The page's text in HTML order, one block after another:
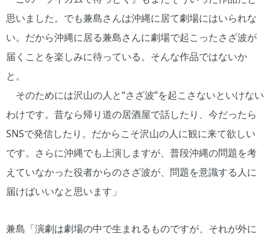
思いました。でも兼島さんは沖縄に居て劇場にはいられな
い。だから沖縄に居る兼島さんに劇場で起こったさざ波が
届くことを楽しみに待っている。そんな作品ではないか
と。
そのためには沢山の人と“さざ波”を起こさないといけない
わけです。昔なら帰り道の居酒屋で話したり、今だったら
SNSで発信したり。だからこそ沢山の人に観に来て欲しい
です。さらに沖縄でも上演しますが、普段沖縄の問題を考
えていなかった役者からのさざ波が、問題を意識する人に
届けばいいなと思います」
兼島「演劇は劇場の中で生まれるものですが、それが外に